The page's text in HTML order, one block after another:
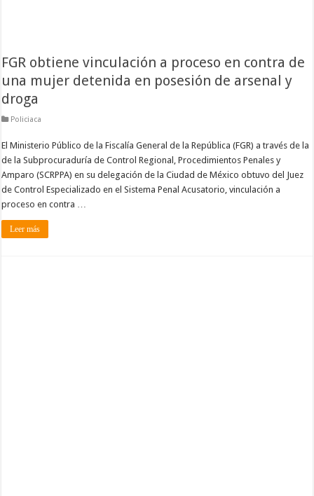
FGR obtiene vinculación a proceso en contra de
una mujer detenida en posesión de arsenal y
droga
Policiaca
El Ministerio Público de la Fiscalía General de la República (FGR) a través de la
de la Subprocuraduría de Control Regional, Procedimientos Penales y
Amparo (SCRPPA) en su delegación de la Ciudad de México obtuvo del Juez
de Control Especializado en el Sistema Penal Acusatorio, vinculación a
proceso en contra …
Leer más